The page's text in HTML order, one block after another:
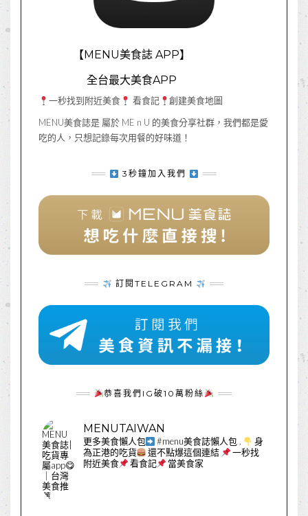
【MENU美食誌 APP】
全台最大美食APP
一秒找到附近美食 看食記
創建美食地圖
MENU美食誌是 屬於 ME n U 的美食分享社群，我們都是愛
吃的人，只想記錄每次用餐的好味道！
3秒鐘加入我們
訂閱TELEGRAM
恭喜我們IG破10萬粉絲
MENUTAIWAN
更多美食懶人包 #menu美食誌懶人包.
身
為正港的吃貨
還不點爆這個連結
一秒找
附近美食
看食記 當美食家